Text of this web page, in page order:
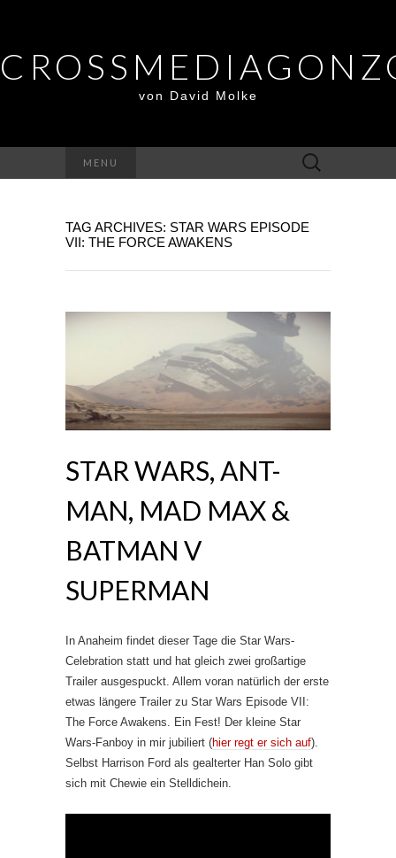
von David Molke
MENU
Suche
nach:
TAG ARCHIVES: STAR WARS EPISODE
VII: THE FORCE AWAKENS
STAR WARS, ANT-
MAN, MAD MAX &
BATMAN V
SUPERMAN
In Anaheim findet dieser Tage die Star Wars-
Celebration statt und hat gleich zwei großartige
Trailer ausgespuckt. Allem voran natürlich der erste
etwas längere Trailer zu Star Wars Episode VII:
The Force Awakens. Ein Fest! Der kleine Star
Wars-Fanboy in mir jubiliert (hier regt er sich auf).
Selbst Harrison Ford als gealterter Han Solo gibt
sich mit Chewie ein Stelldichein.